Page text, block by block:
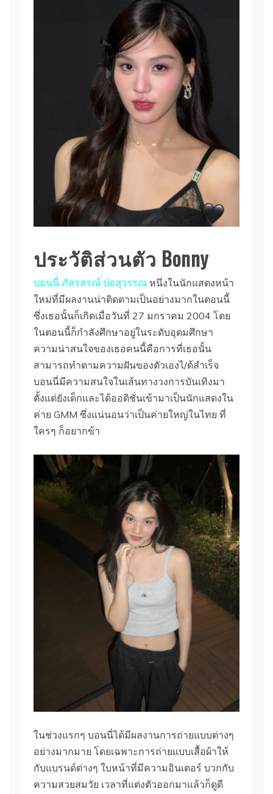
ประวัติส่วนตัว Bonny
บอนนี่ ภัสรสรณ์ บ่อสุวรรณ หนึ่งในนักแสดงหน้า
ใหม่ที่มีผลงานน่าติดตามเป็นอย่างมากในตอนนี้
ซึ่งเธอนั้นก็เกิดเมื่อวันที่ 27 มกราคม 2004 โดย
ในตอนนี้ก็กำลังศึกษาอยู่ในระดับอุดมศึกษา
ความน่าสนใจของเธอคนนี้คือการที่เธอนั้น
สามารถทำตามความฝันของตัวเองไ/ด้สำเร็จ
บอนนี่มีความสนใจในเส้นทางวงการบันเทิงมา
ตั้งแต่ยังเด็กและได้ออดิชั่นเข้ามาเป็นนักแสดงใน
ค่าย GMM ซึ่งแน่นอนว่าเป็นค่ายใหญ่ในไทย ที่
ใครๆ ก็อยากข้า
ในช่วงแรกๆ บอนนี่ได้มีผลงานการถ่ายแบบต่างๆ
อย่างมากมาย โดยเฉพาะการถ่ายแบบเสื้อผ้าให้
กับแบรนด์ต่างๆ ใบหน้าที่มีความอินเตอร์ บวกกับ
ความสวยสมวัย เวลาที่แต่งตัวออกมาแล้วก็ดูดี